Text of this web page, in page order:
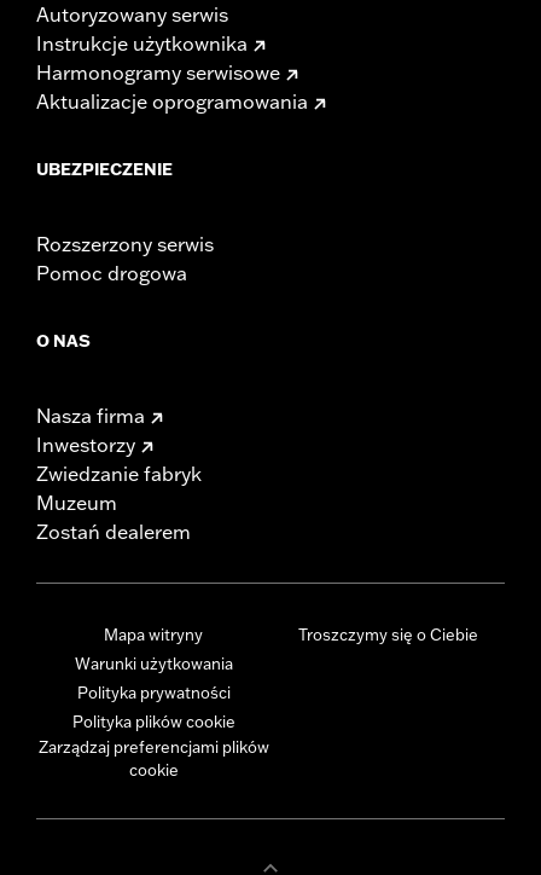
Autoryzowany serwis
Instrukcje użytkownika
Harmonogramy serwisowe
Aktualizacje oprogramowania
UBEZPIECZENIE
Rozszerzony serwis
Pomoc drogowa
O NAS
Nasza firma
Inwestorzy
Zwiedzanie fabryk
Muzeum
Zostań dealerem
Mapa witryny
Warunki użytkowania
Polityka prywatności
Polityka plików cookie
Zarządzaj preferencjami plików
cookie
Troszczymy się o Ciebie